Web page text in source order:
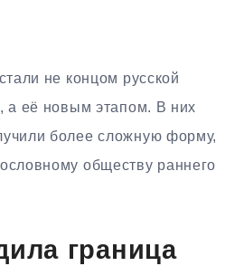
не концом русской
а её новым этапом. В них
более сложную форму,
обществу раннего
граница